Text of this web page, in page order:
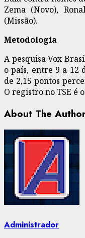
Zema (Novo),
(Missão).
Metodologia
A pesquisa Vox
o país, entre 9 a 12
de 2,15 pontos
O registro no TSE é
About The
Administrador